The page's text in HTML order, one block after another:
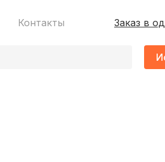
Контакты Заказ в